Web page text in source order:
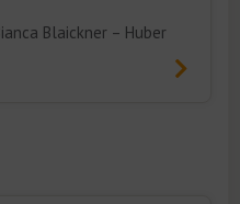
Blaickner – Huber